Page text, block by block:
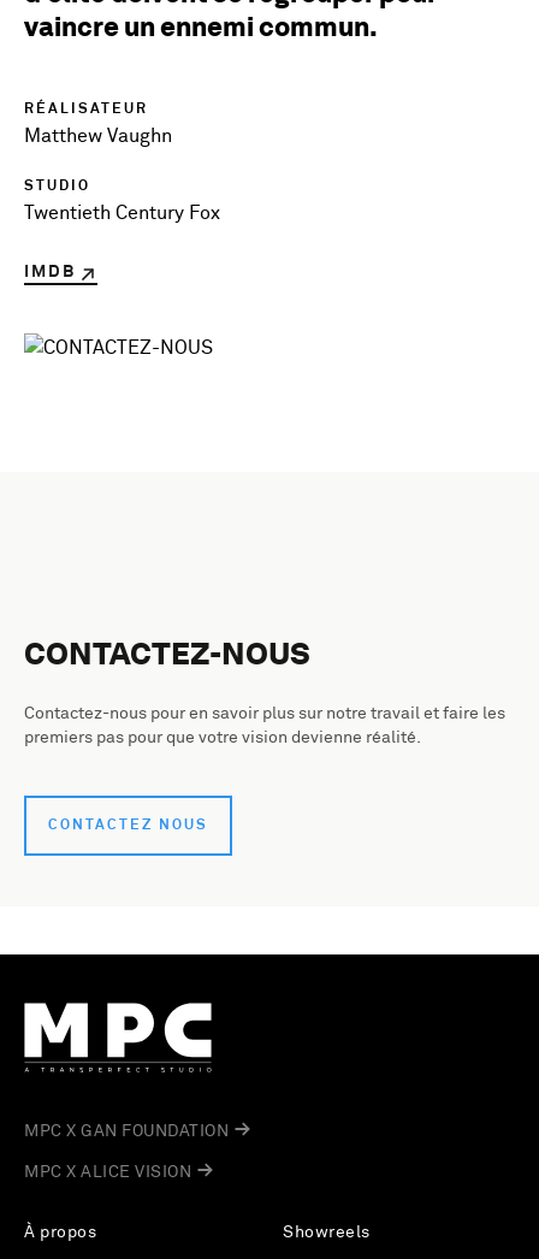
vaincre un ennemi commun.
RÉALISATEUR
Matthew Vaughn
STUDIO
Twentieth Century Fox
IMDB
CONTACTEZ-NOUS
Contactez-nous pour en savoir plus sur notre travail et faire les
premiers pas pour que votre vision devienne réalité.
CONTACTEZ NOUS
À propos Showreels
MPC X GAN FOUNDATION
MPC X ALICE VISION